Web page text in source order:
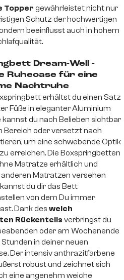
Topper gewährleistet nicht nur
Schutz der hochwertigen
beeinflusst auch in hohem
Dream-Well -
Ruheoase für eine
Nachtruhe
erhältst du einen Satz
Füße in eleganter Aluminium
kannst du nach Belieben sichtbar
Bereich oder versetzt nach
um eine schwebende Optik
erreichen. Die Boxspringbetten
Matratze erhältlich und
Matratzen versehen
du dir das Bett
von dem Du immer
Dank des weich
Rückenteils verbringst du
oder am Wochenende
in deiner neuen
Der intensiv anthrazitfarbene
robust und zeichnet sich
eine angenehm weiche